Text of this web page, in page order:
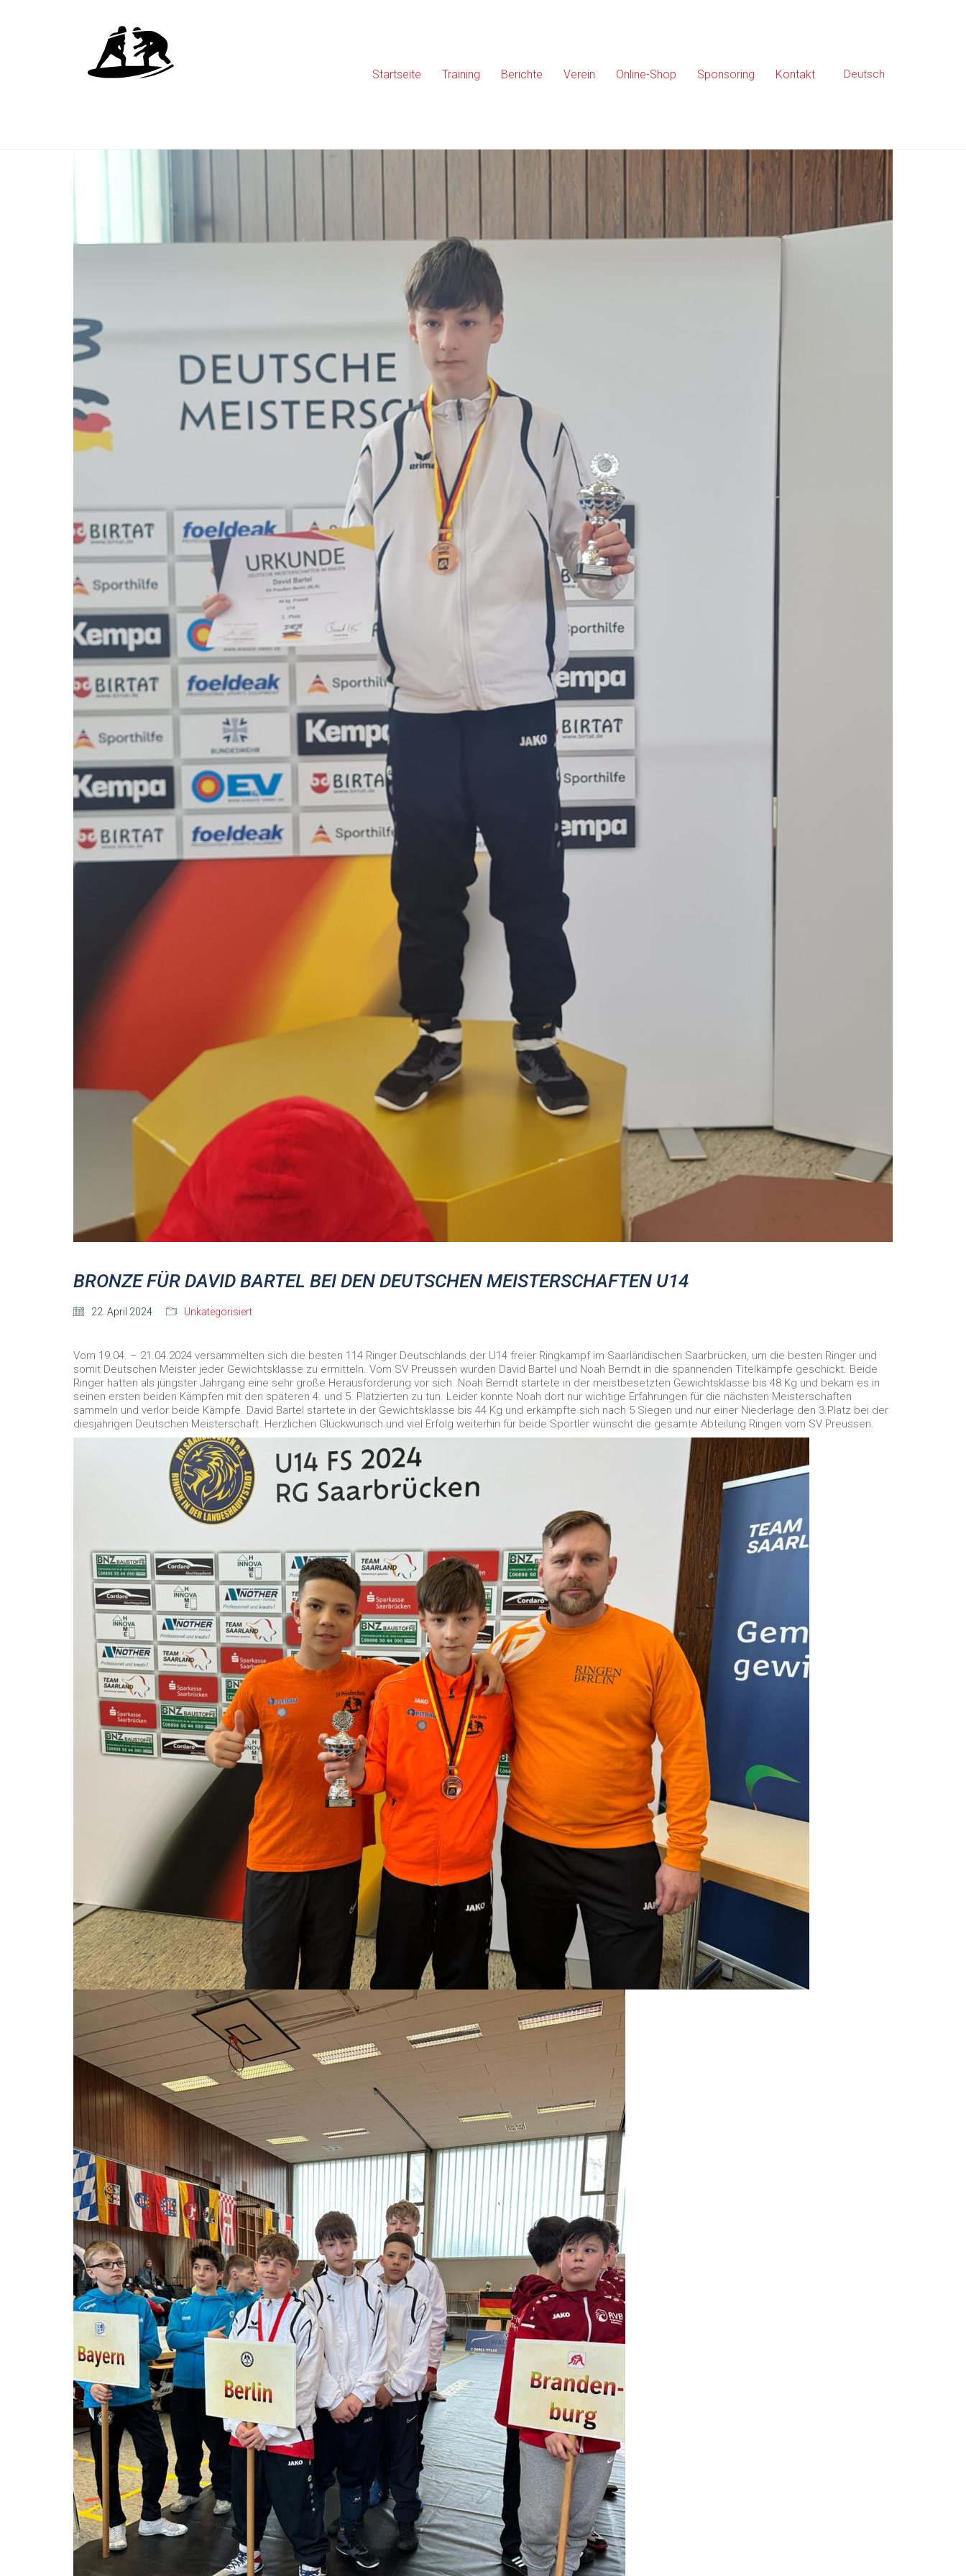
Startseite Training Berichte Verein Online-Shop Sponsoring Kontakt Deutsch
BRONZE FÜR DAVID BARTEL BEI DEN DEUTSCHEN MEISTERSCHAFTEN U14
22. April 2024 Unkategorisiert
Vom 19.04. – 21.04.2024 versammelten sich die besten 114 Ringer Deutschlands der U14 freier Ringkampf im Saarländischen Saarbrücken, um die besten Ringer und
somit Deutschen Meister jeder Gewichtsklasse zu ermitteln. Vom SV Preussen wurden David Bartel und Noah Berndt in die spannenden Titelkämpfe geschickt. Beide
Ringer hatten als jüngster Jahrgang eine sehr große Herausforderung vor sich. Noah Berndt startete in der meistbesetzten Gewichtsklasse bis 48 Kg und bekam es in
seinen ersten beiden Kämpfen mit den späteren 4. und 5. Platzierten zu tun. Leider konnte Noah dort nur wichtige Erfahrungen für die nächsten Meisterschaften
sammeln und verlor beide Kämpfe. David Bartel startete in der Gewichtsklasse bis 44 Kg und erkämpfte sich nach 5 Siegen und nur einer Niederlage den 3.Platz bei der
diesjährigen Deutschen Meisterschaft. Herzlichen Glückwunsch und viel Erfolg weiterhin für beide Sportler wünscht die gesamte Abteilung Ringen vom SV Preussen.